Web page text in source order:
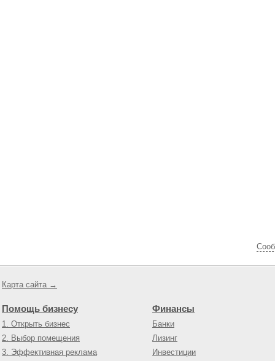
Карта сайта →
Помощь бизнесу
1. Открыть бизнес
2. Выбор помещения
3. Эффективная реклама
Финансы
Банки
Лизинг
Инвестиции